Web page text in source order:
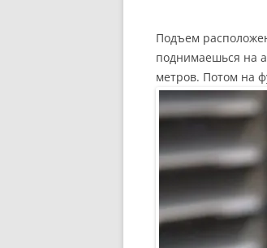
Подъем
поднимаешься на
метров. Потом на